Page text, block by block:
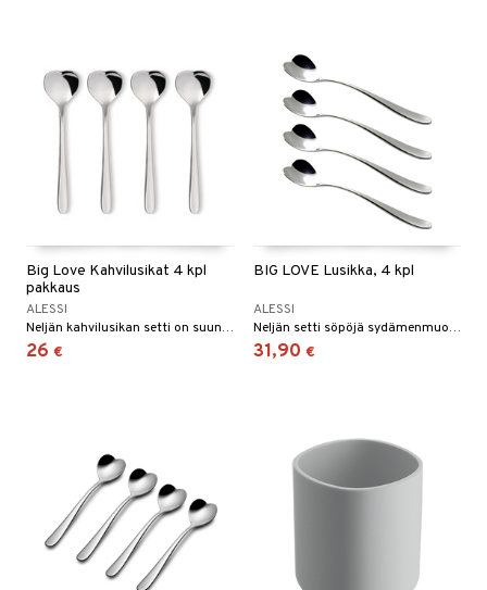
Big Love Kahvilusikat 4 kpl
pakkaus
ALESSI
Neljän kahvilusikan setti on suunnitellut Miriam Mirri.
26 €
BIG LOVE Lusikka, 4 kpl
ALESSI
Neljän setti söpöjä sydämenmuotoisia jäätelölusikoita.
31,90 €